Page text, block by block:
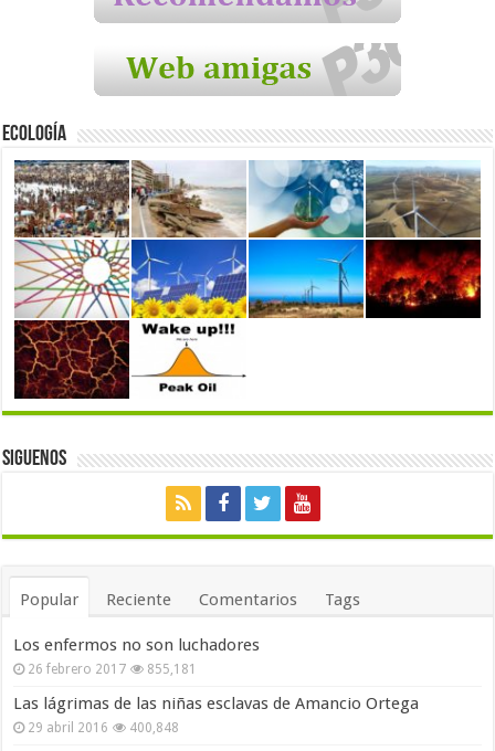
Ecología
Siguenos
Popular Reciente Comentarios Tags
Los enfermos no son luchadores
26 febrero 2017 855,181
Las lágrimas de las niñas esclavas de Amancio Ortega
29 abril 2016 400,848